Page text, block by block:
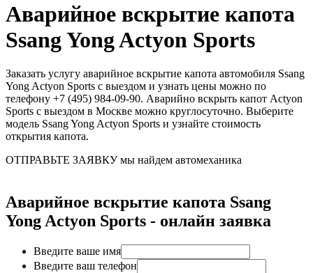
Аварийное вскрытие капота
Ssang Yong Actyon Sports
Заказать услугу аварийное вскрытие капота автомобиля Ssang
Yong Actyon Sports с выездом и узнать цены можно по
телефону +7 (495) 984-09-90. Аварийно вскрыть капот Actyon
Sports с выездом в Москве можно круглосуточно. Выберите
модель Ssang Yong Actyon Sports и узнайте стоимость
открытия капота.
ОТПРАВЬТЕ ЗАЯВКУ мы найдем автомеханика
Аварийное вскрытие капота Ssang
Yong Actyon Sports - онлайн заявка
Введите ваше имя
Введите ваш телефон